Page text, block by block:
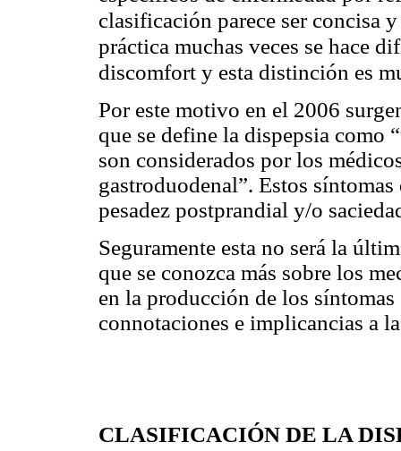
clasificación parece ser concisa
práctica muchas veces se hace
discomfort y esta distinción es
Por este motivo en el 2006
que se define la dispepsia como
son considerados por los
gastroduodenal”. Estos
pesadez postprandial y/o
Seguramente esta no será la
que se conozca más sobre los
en la producción de los
connotaciones e implicancias a
CLASIFICACIÓN DE LA